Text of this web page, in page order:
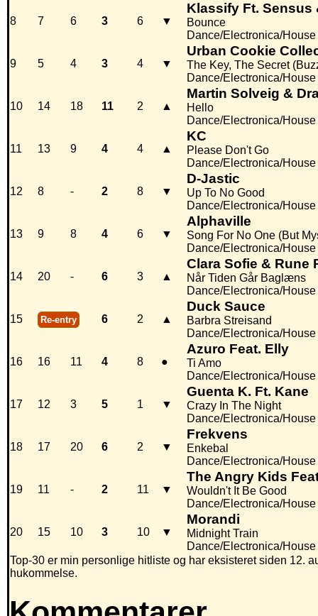
8 7 6 3 6 ▼
Klassify Ft. Sensus
Bounce
Dance/Electronica/House
9 5 4 3 4 ▼
Urban Cookie
The Key, The Secret
Dance/Electronica/House
10 14 18 11 2 ▲
Martin Solveig &
Hello
Dance/Electronica/House
11 13 9 4 4 ▲
KC
Please Don't Go
Dance/Electronica/House
12 8 - 2 8 ▼
D-Jastic
Up To No Good
Dance/Electronica/House
13 9 8 4 6 ▼
Alphaville
Song For No One (But
Dance/Electronica/House
14 20 - 6 3 ▲
Clara Sofie & Rune
Når Tiden Går Baglæns
Dance/Electronica/House
15 Re-entry 6 2 ▲
Duck Sauce
Barbra Streisand
Dance/Electronica/House
16 16 11 4 8 ●
Azuro Feat. Elly
Ti Amo
Dance/Electronica/House
17 12 3 5 1 ▼
Guenta K. Ft. Kane
Crazy In The Night
Dance/Electronica/House
18 17 20 6 2 ▼
Frekvens
Enkebal
Dance/Electronica/House
19 11 - 2 11 ▼
The Angry Kids
Wouldn't It Be Good
Dance/Electronica/House
20 15 10 3 10 ▼
Morandi
Midnight Train
Dance/Electronica/House
Top-30 er min personlige hitliste og har eksisteret siden 12.
hukommelse.